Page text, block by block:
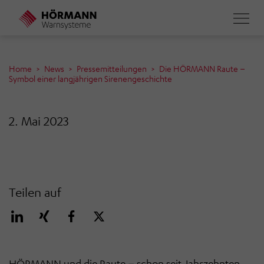
Direkt
Home News Pressemitteilungen
Die HÖRMANN Raute –
Symbol einer langjährigen Sirenengeschichte
2. Mai 2023
Teilen auf